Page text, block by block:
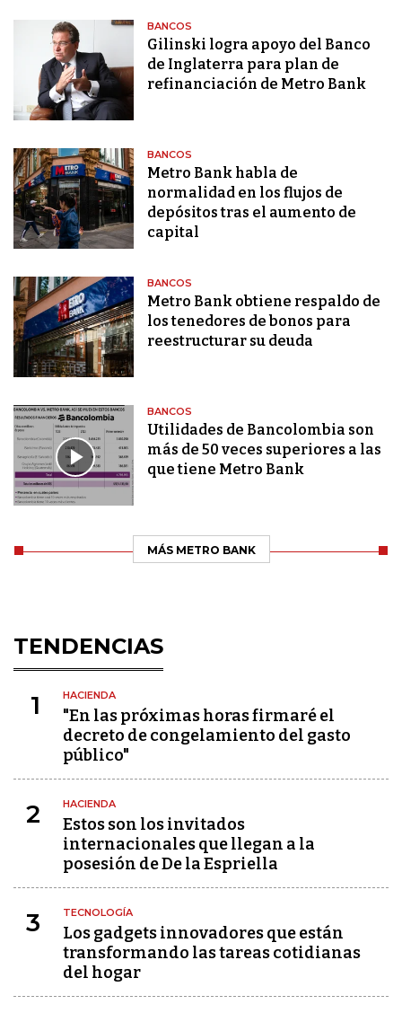
BANCOS
Gilinski logra apoyo del Banco
de Inglaterra para plan de
refinanciación de Metro Bank
BANCOS
Metro Bank habla de
normalidad en los flujos de
depósitos tras el aumento de
capital
BANCOS
Metro Bank obtiene respaldo de
los tenedores de bonos para
reestructurar su deuda
BANCOS
Utilidades de Bancolombia son
más de 50 veces superiores a las
que tiene Metro Bank
MÁS METRO BANK
TENDENCIAS
1 HACIENDA
"En las próximas horas firmaré el
decreto de congelamiento del gasto
público"
2 HACIENDA
Estos son los invitados
internacionales que llegan a la
posesión de De la Espriella
3 TECNOLOGÍA
Los gadgets innovadores que están
transformando las tareas cotidianas
del hogar